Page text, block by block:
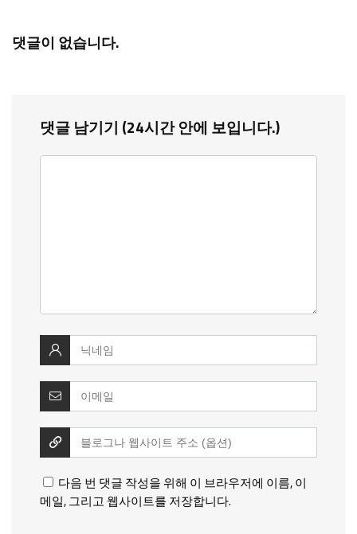
댓글이 없습니다.
댓글 남기기 (24시간 안에 보입니다.)
다음 번 댓글 작성을 위해 이 브라우저에 이름, 이
메일, 그리고 웹사이트를 저장합니다.